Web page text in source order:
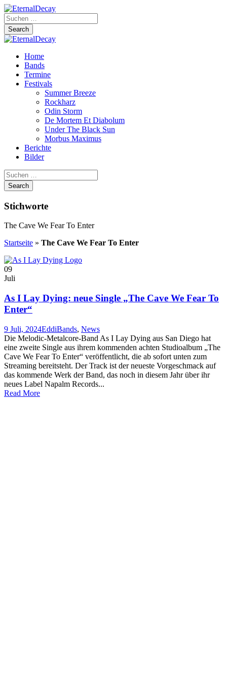
Home
Bands
Termine
Festivals
Summer Breeze
Rockharz
Odin Storm
De Mortem Et Diabolum
Under The Black Sun
Morbus Maximus
Berichte
Bilder
Stichworte
The Cave We Fear To Enter
Startseite » The Cave We Fear To Enter
09
Juli
As I Lay Dying: neue Single „The Cave We Fear To
Enter“
9 Juli, 2024EddiBands, News
Die Melodic-Metalcore-Band As I Lay Dying aus San Diego hat
eine zweite Single aus ihrem kommenden achten Studioalbum „The
Cave We Fear To Enter“ veröffentlicht, die ab sofort unten zum
Streaming bereitsteht. Der Track ist der neueste Vorgeschmack auf
das kommende Werk der Band, das noch in diesem Jahr über ihr
neues Label Napalm Records...
Read More